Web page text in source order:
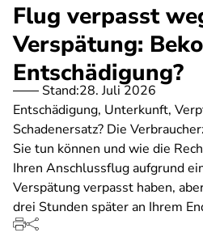
Flug verpasst
Verspätung:
Entschädigung?
Stand:28. Juli 2026
Entschädigung, Unterkunft,
Schadenersatz? Die
Sie tun können und wie die
Ihren Anschlussflug aufgrund
Verspätung verpasst haben,
drei Stunden später an Ihrem